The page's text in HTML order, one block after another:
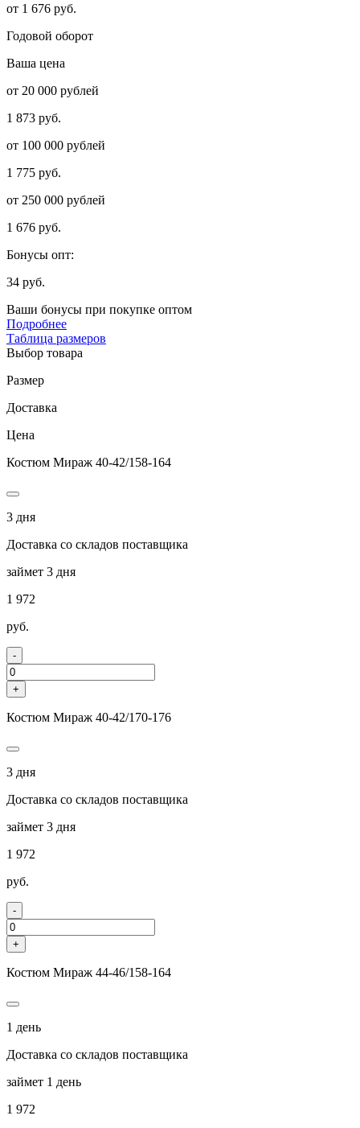
от 1 676 руб.
Годовой оборот
Ваша цена
от 20 000 рублей
1 873 руб.
от 100 000 рублей
1 775 руб.
от 250 000 рублей
1 676 руб.
Бонусы опт:
34 руб.
Ваши бонусы при покупке оптом
Подробнее
Таблица размеров
Выбор товара
Размер
Доставка
Цена
Костюм Мираж 40-42/158-164
3 дня
Доставка со складов поставщика
займет 3 дня
1 972
руб.
-
+
Костюм Мираж 40-42/170-176
3 дня
Доставка со складов поставщика
займет 3 дня
1 972
руб.
-
+
Костюм Мираж 44-46/158-164
1 день
Доставка со складов поставщика
займет 1 день
1 972